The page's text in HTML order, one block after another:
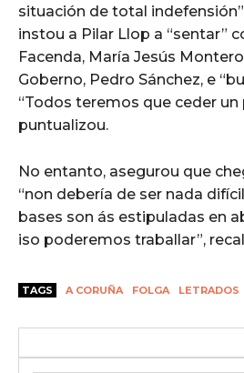
situación de total
instou a Pilar Llop a “sentar”
Facenda, María Jesús
Goberno, Pedro Sánchez, e
“Todos teremos que ceder un
puntualizou.
No entanto, asegurou que
“non debería de ser nada
bases son ás estipuladas en
iso poderemos traballar”,
TAGS A CORUÑA FOLGA LETRADOS